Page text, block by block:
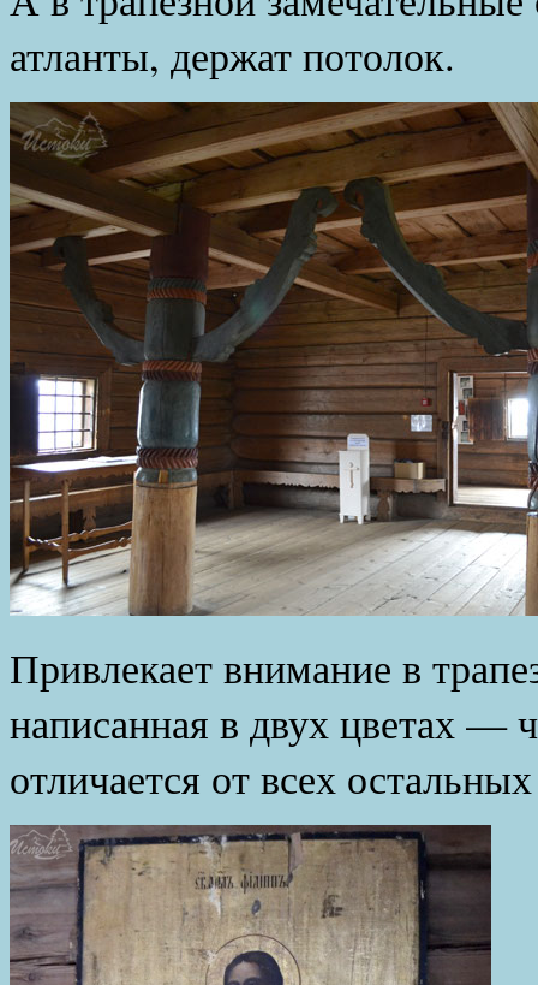
атланты, держат потолок.
Привлекает внимание в
написанная в двух цветах —
отличается от всех